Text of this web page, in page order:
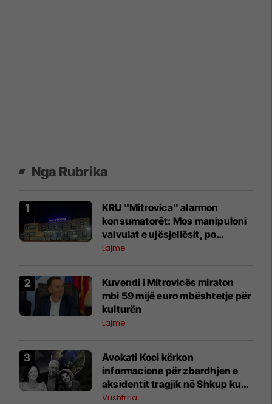
Nga Rubrika
KRU "Mitrovica" alarmon
konsumatorët: Mos manipuloni
valvulat e ujësjellësit, po
dëmtohet furnizimi me ujë
Lajme
Kuvendi i Mitrovicës miraton
mbi 59 mijë euro mbështetje për
kulturën
Lajme
Avokati Koci kërkon
informacione për zbardhjen e
aksidentit tragjik në Shkup ku
humbën jetën tre kosovarë
Vushtrria